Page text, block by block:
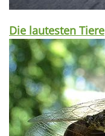
Die lautesten Tiere